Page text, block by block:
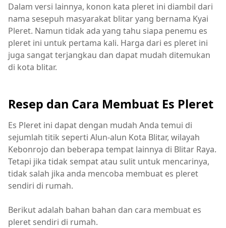
Dalam versi lainnya, konon kata pleret ini diambil dari
nama sesepuh masyarakat blitar yang bernama Kyai
Pleret. Namun tidak ada yang tahu siapa penemu es
pleret ini untuk pertama kali. Harga dari es pleret ini
juga sangat terjangkau dan dapat mudah ditemukan
di kota blitar.
Resep dan Cara Membuat Es Pleret
Es Pleret ini dapat dengan mudah Anda temui di
sejumlah titik seperti Alun-alun Kota Blitar, wilayah
Kebonrojo dan beberapa tempat lainnya di Blitar Raya.
Tetapi jika tidak sempat atau sulit untuk mencarinya,
tidak salah jika anda mencoba membuat es pleret
sendiri di rumah.
Berikut adalah bahan bahan dan cara membuat es
pleret sendiri di rumah.